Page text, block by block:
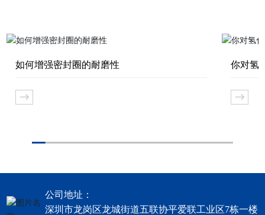
如何增强密封圈的耐磨性 你对氢
公司地址：
深圳市龙岗区龙城街道五联协平爱联工业区7栋一楼